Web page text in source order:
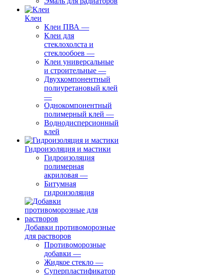
Клеи
Клеи ПВА —
Клеи для
стеклохолста и
стеклообоев —
Клеи универсальные
и строительные —
Двухкомпонентный
полиуретановый клей
—
Однокомпонентный
полимерный клей —
Воднодисперсионный
клей
Гидроизоляция и мастики
Гидроизоляция
полимерная
акриловая —
Битумная
гидроизоляция
Добавки противоморозные
для растворов
Противоморозные
добавки —
Жидкое стекло —
Суперпластификатор